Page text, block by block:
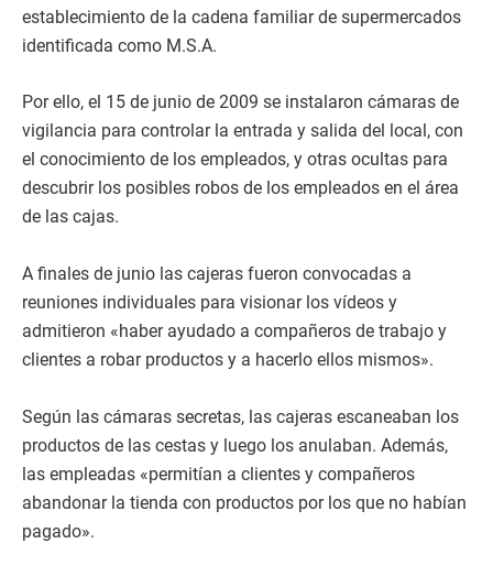
establecimiento de la cadena familiar de supermercados
identificada como M.S.A.
Por ello, el 15 de junio de 2009 se instalaron cámaras de
vigilancia para controlar la entrada y salida del local, con
el conocimiento de los empleados, y otras ocultas para
descubrir los posibles robos de los empleados en el área
de las cajas.
A finales de junio las cajeras fueron convocadas a
reuniones individuales para visionar los vídeos y
admitieron «haber ayudado a compañeros de trabajo y
clientes a robar productos y a hacerlo ellos mismos».
Según las cámaras secretas, las cajeras escaneaban los
productos de las cestas y luego los anulaban. Además,
las empleadas «permitían a clientes y compañeros
abandonar la tienda con productos por los que no habían
pagado».